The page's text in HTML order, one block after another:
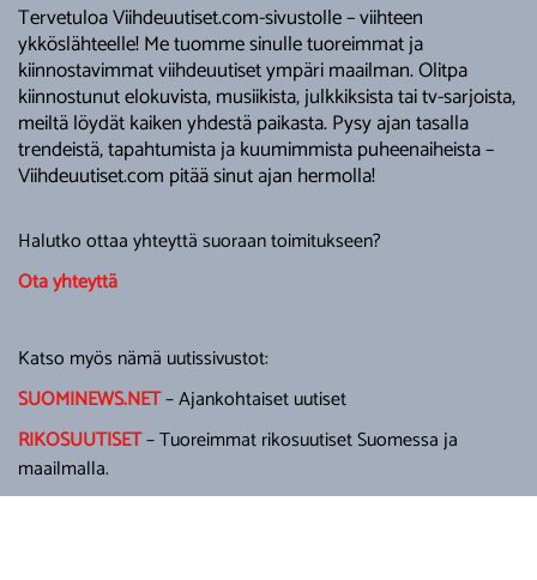
Tervetuloa Viihdeuutiset.com-sivustolle – viihteen
ykköslähteelle! Me tuomme sinulle tuoreimmat ja
kiinnostavimmat viihdeuutiset ympäri maailman. Olitpa
kiinnostunut elokuvista, musiikista, julkkiksista tai tv-sarjoista,
meiltä löydät kaiken yhdestä paikasta. Pysy ajan tasalla
trendeistä, tapahtumista ja kuumimmista puheenaiheista –
Viihdeuutiset.com pitää sinut ajan hermolla!
Halutko ottaa yhteyttä suoraan toimitukseen?
Ota yhteyttä
Katso myös nämä uutissivustot:
SUOMINEWS.NET– Ajankohtaiset uutiset
RIKOSUUTISET– Tuoreimmat rikosuutiset Suomessa ja
maailmalla.